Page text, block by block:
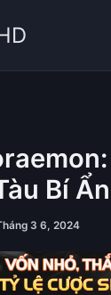
Bí Ẩn
3 6, 2024